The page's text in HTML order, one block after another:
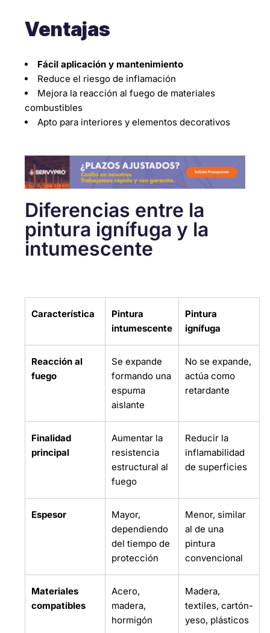
Ventajas
Fácil aplicación y mantenimiento
Reduce el riesgo de inflamación
Mejora la reacción al fuego de materiales
combustibles
Apto para interiores y elementos decorativos
Diferencias entre la
pintura ignífuga y la
intumescente
Característica
Pintura
intumescente
Pintura
ignífuga
Reacción al
fuego
Se expande
formando una
espuma
aislante
No se expande,
actúa como
retardante
Finalidad
principal
Aumentar la
resistencia
estructural al
fuego
Reducir la
inflamabilidad
de superficies
Espesor
Mayor,
dependiendo
del tiempo de
protección
Menor, similar
al de una
pintura
convencional
Materiales
compatibles
Acero,
madera,
hormigón
Madera,
textiles, cartón-
yeso, plásticos